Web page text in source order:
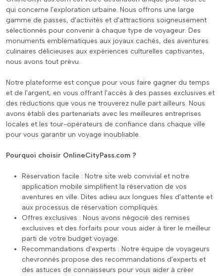
qui concerne l'exploration urbaine. Nous offrons une large
gamme de passes, d'activités et d'attractions soigneusement
sélectionnés pour convenir à chaque type de voyageur. Des
monuments emblématiques aux joyaux cachés, des aventures
culinaires délicieuses aux expériences culturelles captivantes,
nous avons tout prévu.
Notre plateforme est conçue pour vous faire gagner du temps
et de l'argent, en vous offrant l'accès à des passes exclusives et
des réductions que vous ne trouverez nulle part ailleurs. Nous
avons établi des partenariats avec les meilleures entreprises
locales et les tour-opérateurs de confiance dans chaque ville
pour vous garantir un voyage inoubliable.
Pourquoi choisir OnlineCityPass.com ?
Réservation facile : Notre site web convivial et notre
application mobile simplifient la réservation de vos
aventures en ville. Dites adieu aux longues files d'attente et
aux processus de réservation compliqués.
Offres exclusives : Nous avons négocié des remises
exclusives et des forfaits pour vous aider à tirer le meilleur
parti de votre budget voyage.
Recommandations d'experts : Notre équipe de voyageurs
chevronnés propose des recommandations d'experts et
des astuces de connaisseurs pour vous aider à créer